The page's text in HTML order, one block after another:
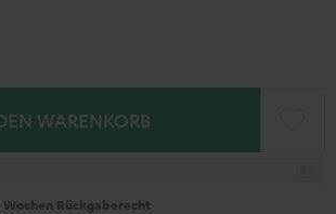
WARENKORB
Rückgaberecht